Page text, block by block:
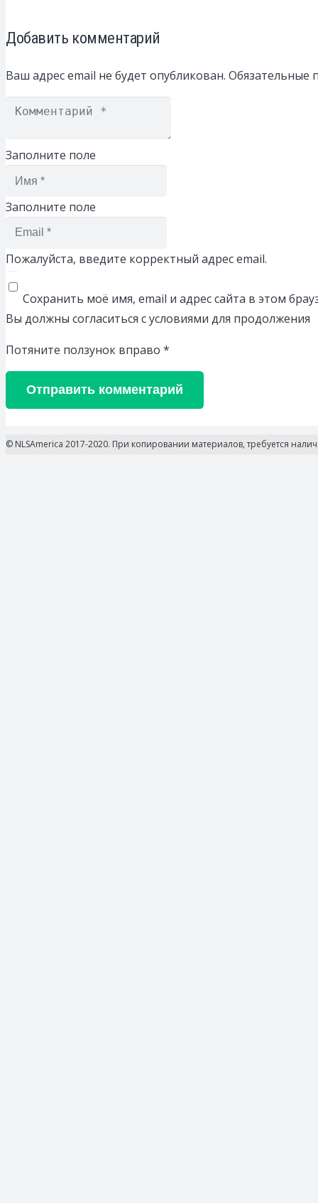
Добавить комментарий
Ваш адрес email не будет опубликован. Обязательные
Заполните поле
Заполните поле
Пожалуйста, введите корректный адрес email.
Сохранить моё имя, email и адрес сайта в этом
Вы должны согласиться с условиями для продолжения
Потяните ползунок вправо *
Отправить комментарий
© NLSAmerica 2017-2020. При копировании материалов, требуется